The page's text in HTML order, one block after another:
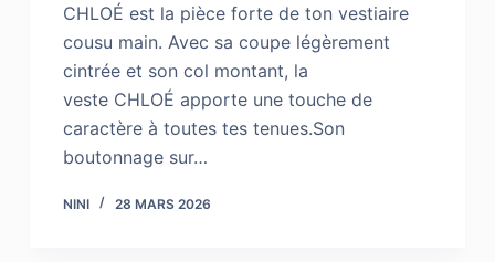
CHLOÉ est la pièce forte de ton vestiaire
cousu main. Avec sa coupe légèrement
cintrée et son col montant, la
veste CHLOÉ apporte une touche de
caractère à toutes tes tenues.Son
boutonnage sur…
NINI 28 MARS 2026